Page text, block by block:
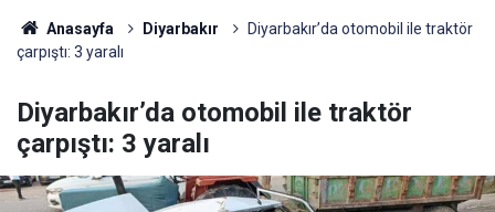
Anasayfa Diyarbakır
Diyarbakır’da otomobil ile traktör
çarpıştı: 3 yaralı
Diyarbakır’da otomobil ile traktör
çarpıştı: 3 yaralı